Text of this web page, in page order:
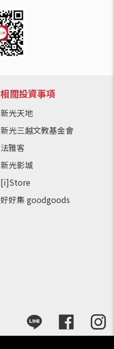
相關投資事項
新光天地
新光三越文教基金會
法雅客
新光影城
[i]Store
好好集 goodgoods